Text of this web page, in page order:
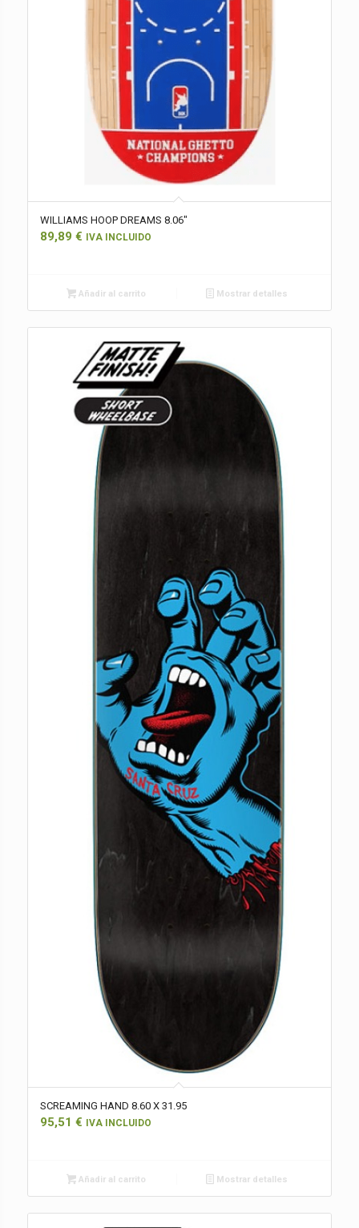
WILLIAMS HOOP DREAMS 8.06″
89,89 € IVA INCLUIDO
Añadir al carrito Mostrar detalles
SCREAMING HAND 8.60 X 31.95
95,51 € IVA INCLUIDO
Añadir al carrito Mostrar detalles